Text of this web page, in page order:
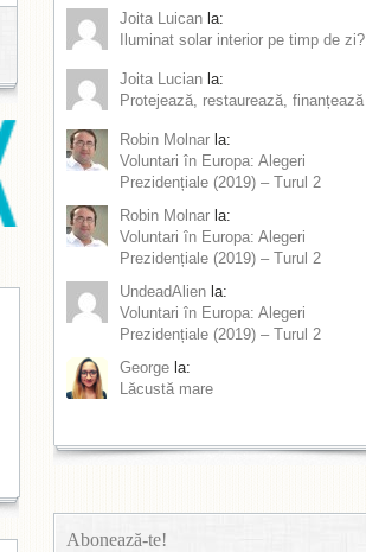
Joita Luican la:
Iluminat solar interior pe timp de zi?
Joita Lucian la:
Protejează, restaurează, finanțează
Robin Molnar la:
Voluntari în Europa: Alegeri
Prezidențiale (2019) – Turul 2
Robin Molnar la:
Voluntari în Europa: Alegeri
Prezidențiale (2019) – Turul 2
UndeadAlien la:
Voluntari în Europa: Alegeri
Prezidențiale (2019) – Turul 2
George la:
Lăcustă mare
Abonează-te!